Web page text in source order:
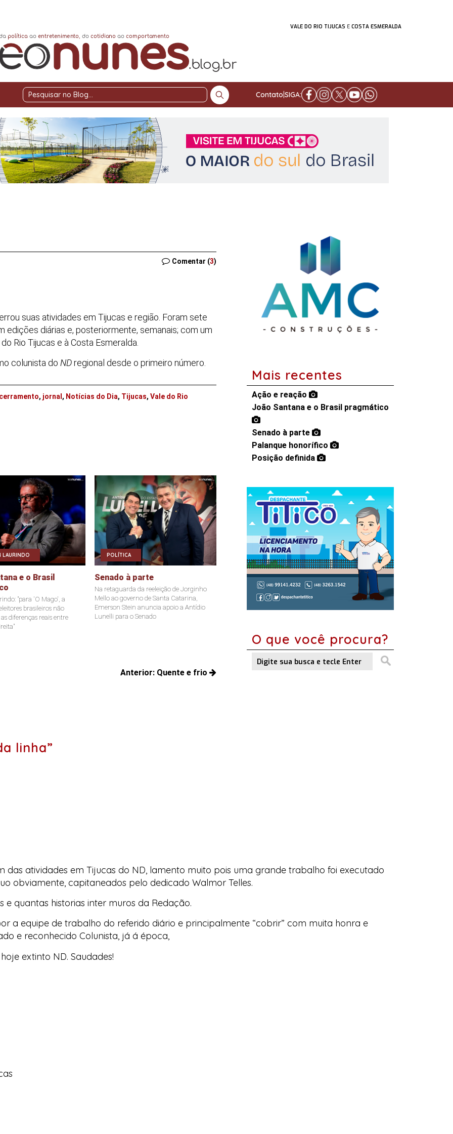
VALE DO RIO TIJUCAS E COSTA ESMERALDA
Pesquisar
Blog
Contato SIGA:
Comentar (3)
suas atividades em Tijucas e região. Foram sete
diárias e, posteriormente, semanais; com um
Rio Tijucas e à Costa Esmeralda.
colunista do NDregional desde o primeiro número.
, jornal, Notícias do Dia, Tijucas, Vale do Rio
LAURINDO
e o Brasil
"para 'O Mago', a
brasileiros não
diferenças reais entre
POLÍTICA
Senado à parte
Na retaguarda da reeleição de Jorginho
Mello ao governo de Santa Catarina,
Emerson Stein anuncia apoio a Antídio
Lunelli para o Senado
Anterior: Quente e frio
Mais recentes
Ação e reação
João Santana e o Brasil pragmático
Senado à parte
Palanque honorífico
Posição definida
O que você procura?
linha”
das atividades em Tijucas do ND, lamento muito pois uma grande trabalho foi executado
obviamente, capitaneados pelo dedicado Walmor Telles.
e quantas historias inter muros da Redação.
a equipe de trabalho do referido diário e principalmente “cobrir” com muita honra e
e reconhecido Colunista, já á época,
extinto ND. Saudades!